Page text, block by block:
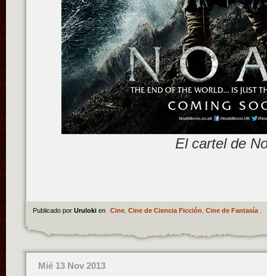
El cartel de
Publicado por Uruloki en Cine, Cine de Ciencia Ficción Cine de Fantasía.
Mié 13 Nov 2013